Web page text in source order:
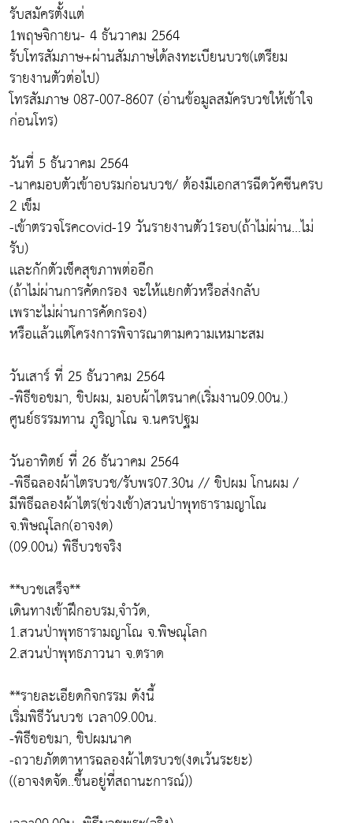
รับสมัครตั้งเเต่
1พฤษจิกายน- 4 ธันวาคม 2564
รับโทรสัมภาษ+ผ่านสัมภาษได้ลงทะเบียนบวช(เตรียม
รายงานตัวต่อไป)
โทรสัมภาษ 087-007-8607 (อ่านข้อมูลสมัครบวชให้เข้าใจ
ก่อนโทร)
วันที่ 5 ธันวาคม 2564
-นาคมอบตัวเข้าอบรมก่อนบวช/ ต้องมีเอกสารฉีดวัคซีนครบ
2 เข็ม
-เข้าตรวจโรคcovid-19 วันรายงานตัว1รอบ(ถ้าไม่ผ่าน...ไม่
รับ)
เเละกักตัวเช็คสุขภาพต่ออีก
(ถ้าไม่ผ่านการคัดกรอง จะให้เเยกตัวหรือส่งกลับ
เพราะไม่ผ่านการคัดกรอง)
หรือเเล้วเเต่โครงการพิจารณาตามความเหมาะสม
วันเสาร์ ที่ 25 ธันวาคม 2564
-พิธีขอขมา, ขิปผม, มอบผ้าไตรนาค(เริ่มงาน09.00น.)
ศูนย์ธรรมทาน ภูริญาโณ จ.นครปฐม
วันอาทิตย์ ที่ 26 ธันวาคม 2564
-พิธีฉลองผ้าไตรบวช/รับพร07.30น // ขิปผม โกนผม /
มีพิธีฉลองผ้าไตร(ช่วงเช้า)สวนป่าพุทธารามญาโณ
จ.พิษณุโลก(อาจงด)
(09.00น) พิธีบวชจริง
**บวชเสร็จ**
เดินทางเข้าฝึกอบรม,จำวัด,
1.สวนป่าพุทธารามญาโณ จ.พิษณุโลก
2.สวนป่าพุทธภาวนา จ.ตราด
**รายละเอียดกิจกรรม ดังนี้
เริ่มพิธีวันบวช เวลา09.00น.
-พิธีขอขมา, ขิปผมนาค
-ถวายภัตตาหารฉลองผ้าไตรบวช(งดเว้นระยะ)
((อาจงดจัด..ขึ้นอยู่ที่สถานะการณ์))